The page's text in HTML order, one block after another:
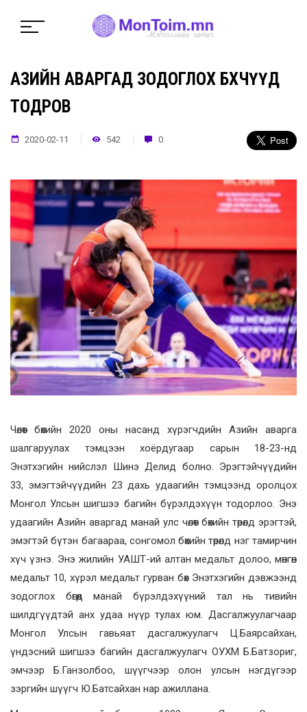
АЗИЙН АВАРГАД ЗОДОГЛОХ БӨХЧҮҮД
ТОДРОВ
2020-02-11 542 0
Чөлөөт бөхийн 2020 оны насанд хүрэгчдийн Азийн аварга
шалгаруулах тэмцээн хоёрдугаар сарын 18-23-нд
Энэтхэгийн нийслэл Шинэ Делид болно. Эрэгтэйчүүдийн
33, эмэгтэйчүүдийн 23 дахь удаагийн тэмцээнд оролцох
Монгол Улсын шигшээ багийн бүрэлдэхүүн тодорлоо. Энэ
удаагийн Азийн аваргад манай улс чөлөөт бөхийн төрөлд эрэгтэй,
эмэгтэй бүтэн багаараа, сонгомол бөхийн төрөлд нэг тамирчин
хүч үзнэ. Энэ жилийн УАШТ-ий алтан медальт долоо, мөнгөн
медальт 10, хүрэл медальт гурван бөх Энэтхэгийн дэвжээнд
зодоглох бөгөөд манай бүрэлдэхүүний тал нь тивийн
шилдгүүдтэй анх удаа нүүр тулах юм. Дасгалжуулагчаар
Монгол Улсын гавьяат дасгалжуулагч Ц.Баярсайхан,
үндэсний шигшээ багийн дасгалжуулагч ОУХМ Б.Батзориг,
эмчээр Б.Ганзолбоо, шүүгчээр олон улсын нэгдүгээр
зэргийн шүүгч Ю.Батсайхан нар ажиллана.